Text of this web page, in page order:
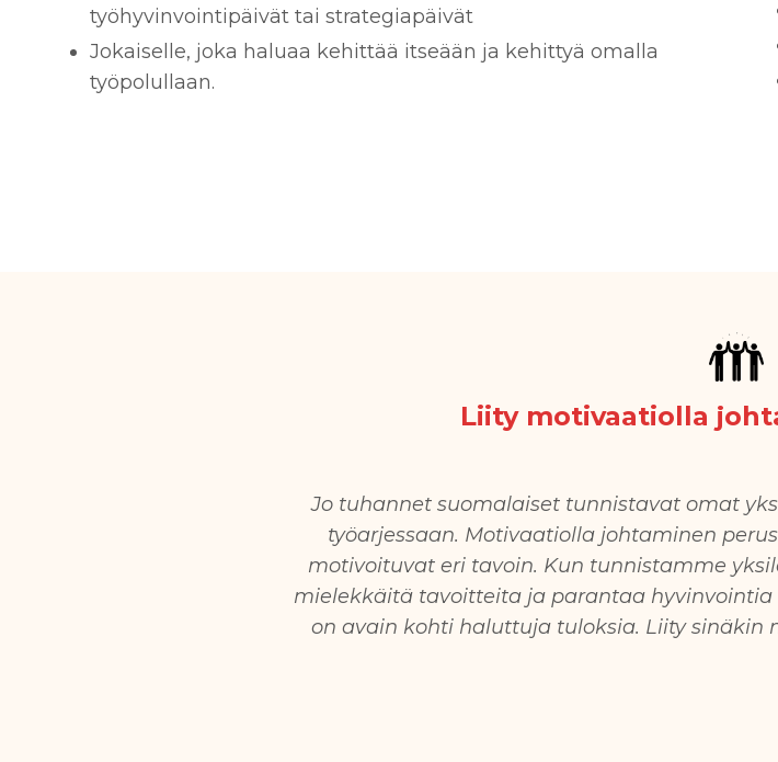
työhyvinvointipäivät tai strategiapäivät
Jokaiselle, joka haluaa kehittää itseään ja kehittyä omalla
työpolullaan.
Liity motivaatiolla
Jo tuhannet suomalaiset tunnistavat omat
työarjessaan. Motivaatiolla johtaminen
motivoituvat eri tavoin. Kun tunnistamme
mielekkäitä tavoitteita ja parantaa
on avain kohti haluttuja tuloksia. Liity sinäkin